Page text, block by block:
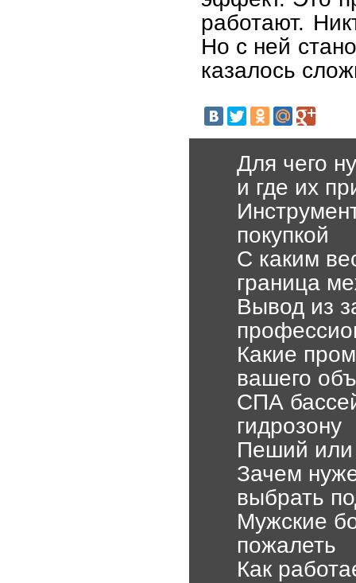
работают.
Но с ней
казалось
Для чего
и где их
покупкой
С каким
граница
Вывод из
Какие
вашего
СПА
гидрозону
Пеший или
Зачем
выбрать
Мужские
пожалеть
Как